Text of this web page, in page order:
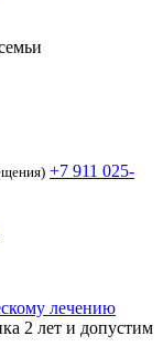
+7 911 025-
лечению
2 лет и допустим